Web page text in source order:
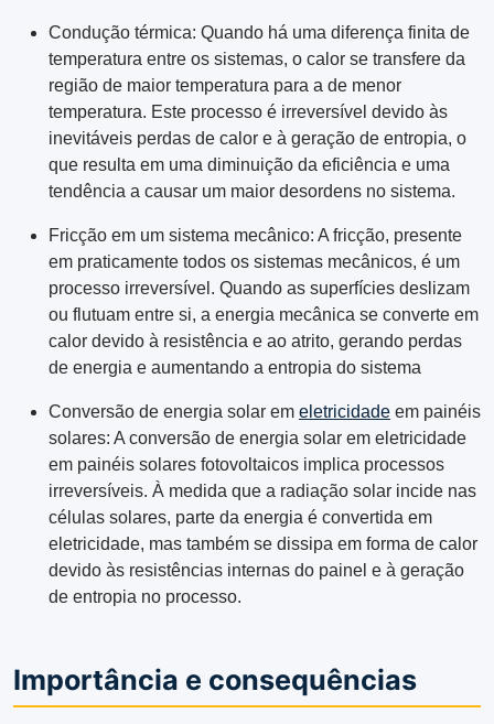
Condução térmica: Quando há uma diferença finita de
temperatura entre os sistemas, o calor se transfere da
região de maior temperatura para a de menor
temperatura. Este processo é irreversível devido às
inevitáveis ​​perdas de calor e à geração de entropia, o
que resulta em uma diminuição da eficiência e uma
tendência a causar um maior desordens no sistema.
Fricção em um sistema mecânico: A fricção, presente
em praticamente todos os sistemas mecânicos, é um
processo irreversível. Quando as superfícies deslizam
ou flutuam entre si, a energia mecânica se converte em
calor devido à resistência e ao atrito, gerando perdas
de energia e aumentando a entropia do sistema
Conversão de energia solar em eletricidade em painéis
solares: A conversão de energia solar em eletricidade
em painéis solares fotovoltaicos implica processos
irreversíveis. À medida que a radiação solar incide nas
células solares, parte da energia é convertida em
eletricidade, mas também se dissipa em forma de calor
devido às resistências internas do painel e à geração
de entropia no processo.
Importância e consequências